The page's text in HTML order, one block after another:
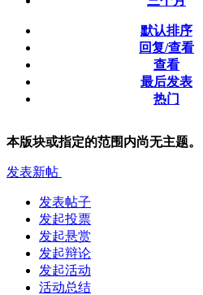
默认排序
回复/查看
查看
最后发表
热门
本版块或指定的范围内尚无主题。
发表新帖
发表帖子
发起投票
发起悬赏
发起辩论
发起活动
活动总结